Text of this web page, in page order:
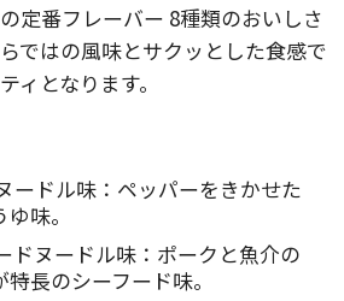
定番フレーバー 8種類のおいしさ
ではの風味とサクッとした食感で
ィとなります。
ードル味：ペッパーをきかせた
味。
ドヌードル味：ポークと魚介の
長のシーフード味。